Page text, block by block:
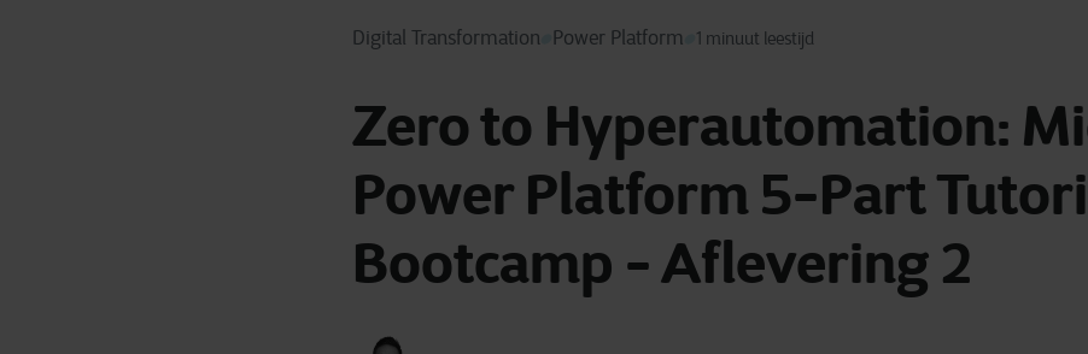
Digital Transformation Power Platform 1 minuut leestijd
Zero to Hyperautomation:
Power Platform 5-Part
Bootcamp - Aflevering 2